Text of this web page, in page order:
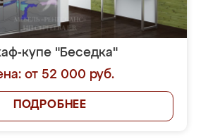
купе "Беседка"
от 52 000 руб.
ПОДРОБНЕЕ